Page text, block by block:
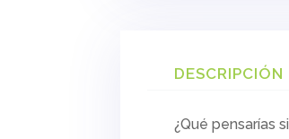
DESCRIPCIÓN
¿Qué pensarías